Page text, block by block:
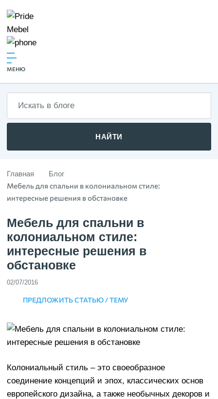
МЕНЮ
НАЙТИ
Главная Блог
Мебель для спальни в колониальном стиле:
интересные решения в обстановке
Мебель для спальни в
колониальном стиле:
интересные решения в
обстановке
02/07/2016
ПРЕДЛОЖИТЬ СТАТЬЮ / ТЕМУ
Колониальный стиль – это своеобразное
соединение концепций и эпох, классических основ
европейского дизайна, а также необычных декоров и